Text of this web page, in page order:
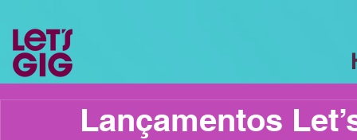
Lançamentos